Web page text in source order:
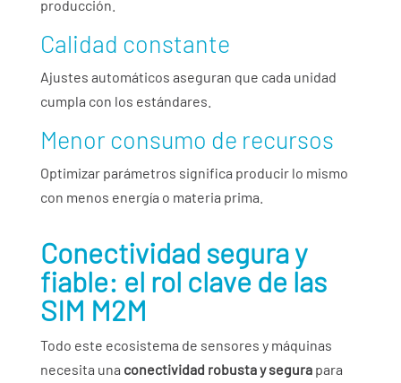
producción.
Calidad constante
Ajustes automáticos aseguran que cada unidad
cumpla con los estándares.
Menor consumo de recursos
Optimizar parámetros significa producir lo mismo
con menos energía o materia prima.
Conectividad segura y
fiable: el rol clave de las
SIM M2M
Todo este ecosistema de sensores y máquinas
necesita una conectividad robusta y segurapara